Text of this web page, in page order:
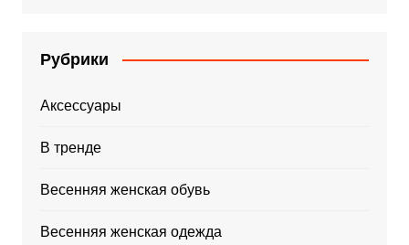
Рубрики
Аксессуары
В тренде
Весенняя женская обувь
Весенняя женская одежда